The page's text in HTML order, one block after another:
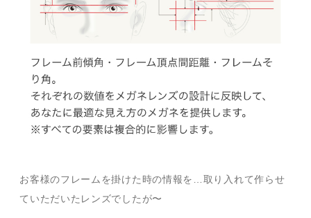
お客様のフレームを掛けた時の情報を…取り入れて作らせ
ていただいたレンズでしたが〜